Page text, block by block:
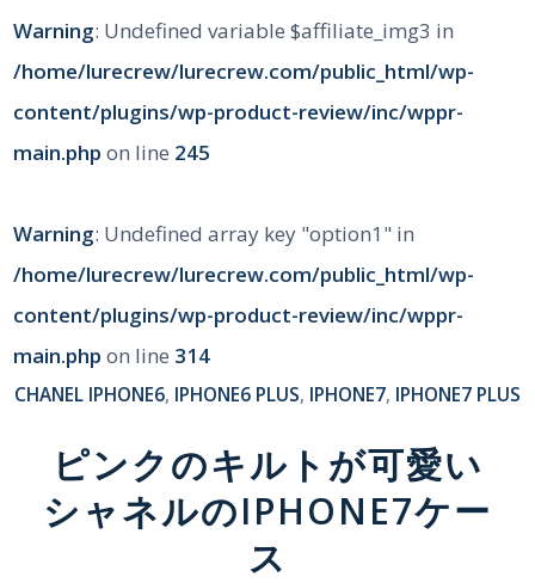
Warning: Undefined variable $affiliate_img3 in
/home/lurecrew/lurecrew.com/public_html/wp-
content/plugins/wp-product-review/inc/wppr-
main.php on line 245
Warning: Undefined array key "option1" in
/home/lurecrew/lurecrew.com/public_html/wp-
content/plugins/wp-product-review/inc/wppr-
main.php on line 314
CHANEL IPHONE6, IPHONE6 PLUS, IPHONE7, IPHONE7 PLUS
ピンクのキルトが可愛い
シャネルのIPHONE7ケー
ス